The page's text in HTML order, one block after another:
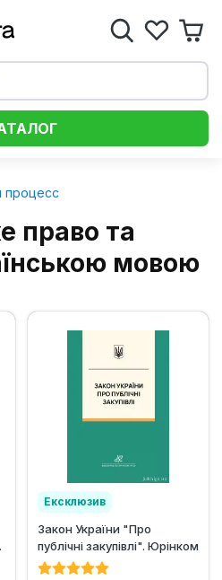
процесс
право та
мовою
Ексклюзив
Закон України "Про
публічні закупівлі". Юрінком
Інтер